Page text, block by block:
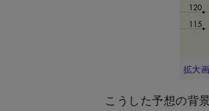
拡大
こうした予想の背